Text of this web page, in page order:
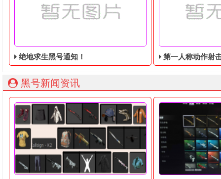
绝地求生黑号通知！ 第一人称动作射击游戏《绝地
黑号新闻资讯